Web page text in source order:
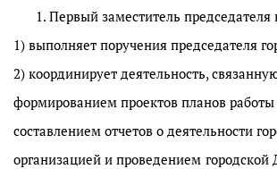
Первый заместитель
1) выполняет поручения председателя
2) координирует деятельность,
формированием проектов планов
составлением отчетов о деятельности
организацией и проведением